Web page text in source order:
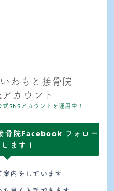
わもと接骨院
カウント
SNSアカウントを運用中！
骨院Facebook フォロー
ます！
内をしています